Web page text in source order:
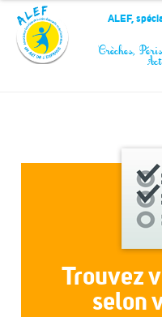
Panneau de gestion des cookies
ALEF,
Crèches,
Trouvez
selon